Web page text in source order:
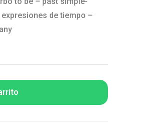
de tiempo –